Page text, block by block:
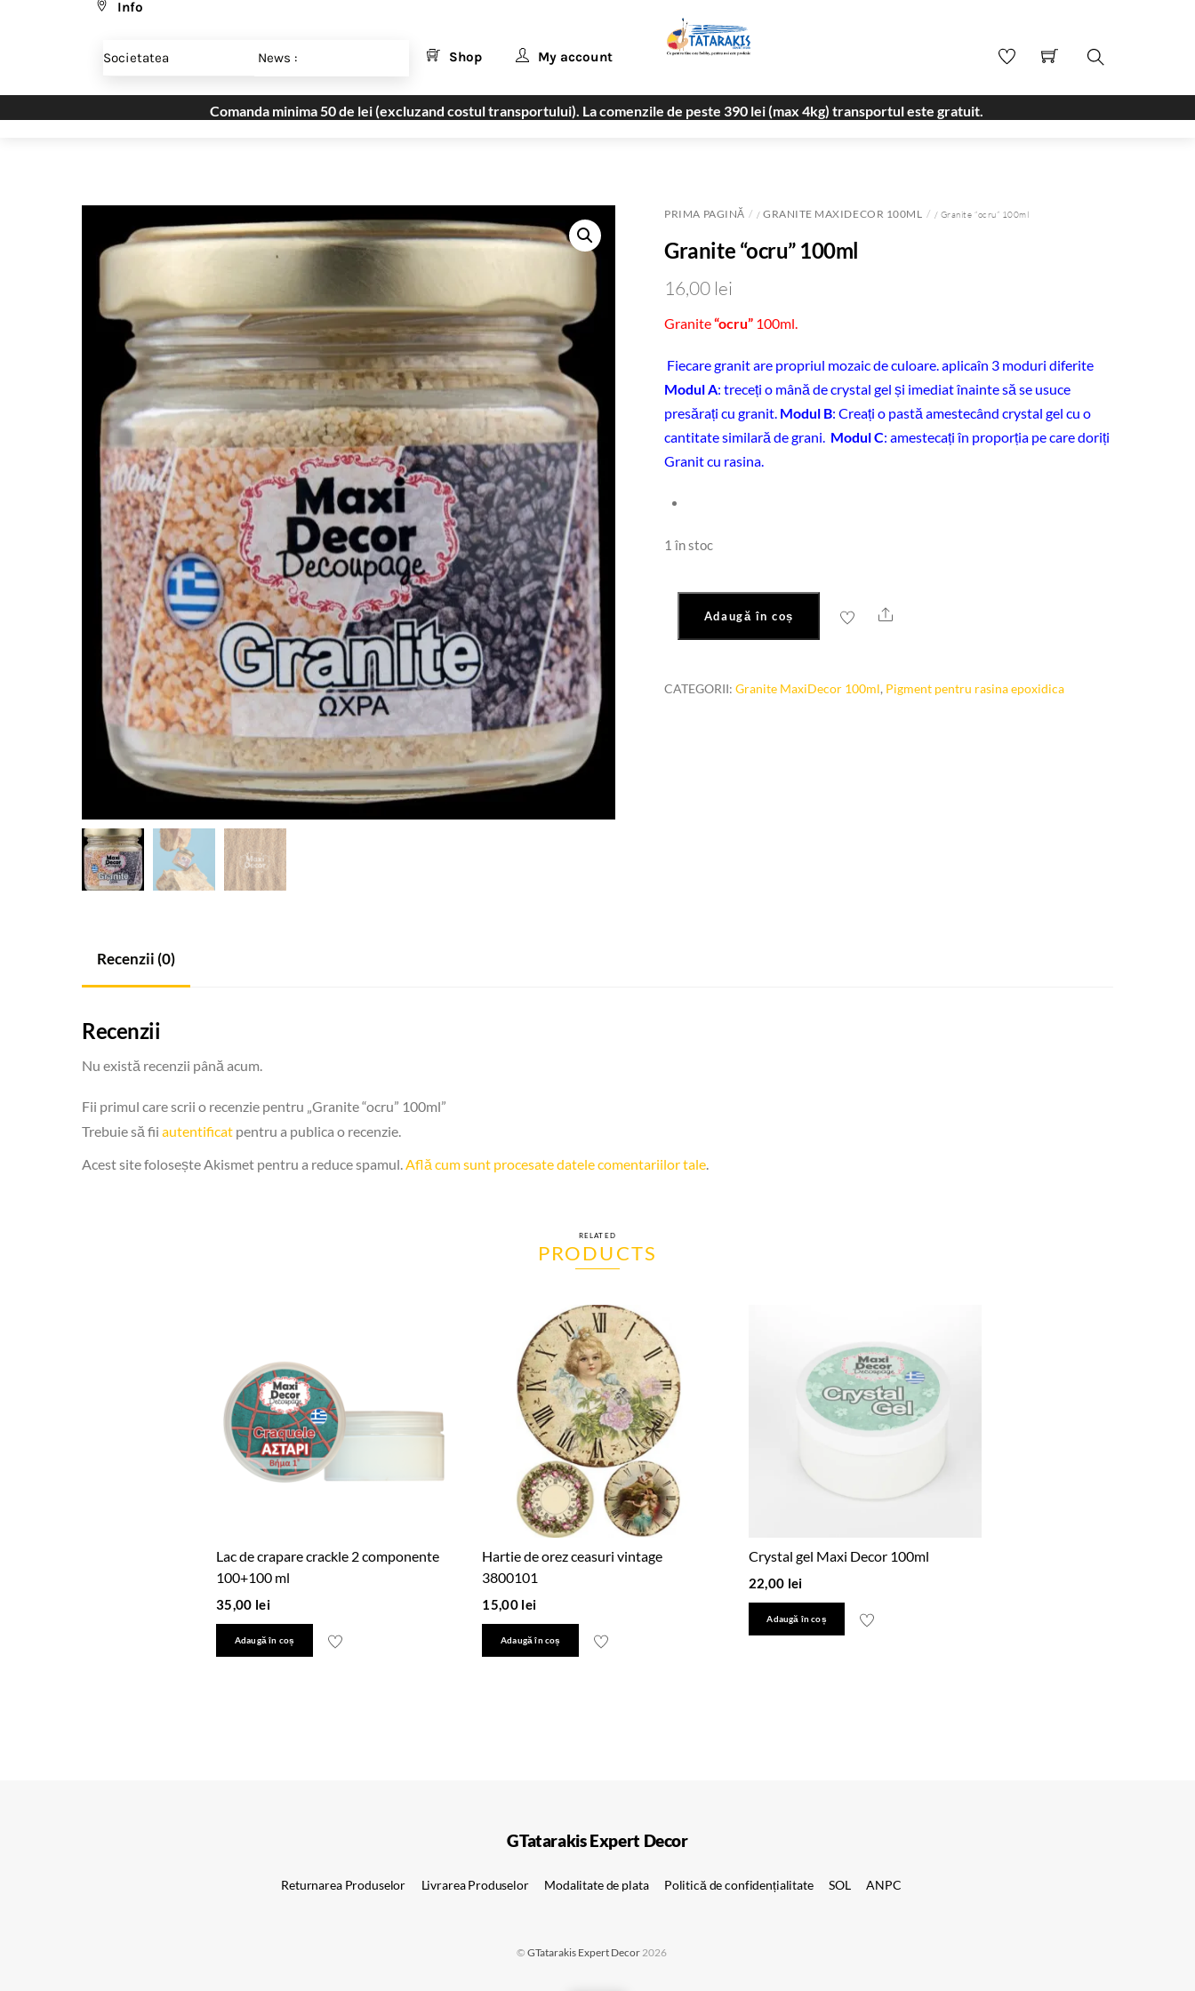
Info
Societatea News : Shop My account
Comanda minima 50 de lei (excluzand costul transportului). La comenzile de peste 390 lei (max 4kg) transportul este gratuit.
PRIMA PAGINĂ /GRANITE MAXIDECOR 100ML / Granite “ocru” 100ml
Granite “ocru” 100ml
16,00 lei
Granite“ocru” 100ml.
Fiecare granit are propriul mozaic de culoare. aplicaîn 3 moduri diferite
Modul A: treceți o mână de crystal gel și imediat înainte să se usuce
presărați cu granit. Modul B: Creați o pastă amestecând crystal gel cu o
cantitate similară de grani. Modul C: amestecați în proporția pe care doriți
Granit cu rasina.
1 în stoc
100ml
Adaugă în coș Share
CATEGORII:Granite MaxiDecor 100ml, Pigment pentru rasina epoxidica
Recenzii (0)
Recenzii
Nu există recenzii până acum.
Fii primul care scrii o recenzie pentru „Granite “ocru” 100ml”
Trebuie să fii autentificat pentru a publica o recenzie.
Acest site folosește Akismet pentru a reduce spamul.Află cum sunt procesate datele comentariilor tale.
RELATED
PRODUCTS
Lac de crapare crackle 2 componente
100+100 ml
35,00 lei
Adaugă în coș
Hartie de orez ceasuri vintage
3800101
15,00 lei
Adaugă în coș
Crystal gel Maxi Decor 100ml
22,00 lei
Adaugă în coș
GTatarakis Expert Decor
Returnarea Produselor Livrarea Produselor Modalitate de plata Politică de confidențialitate SOL ANPC
©GTatarakis Expert Decor2026